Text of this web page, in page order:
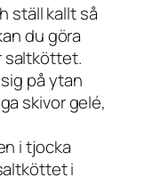
ställ kallt så
du göra
saltköttet.
på ytan
skivor gelé,
i tjocka
i